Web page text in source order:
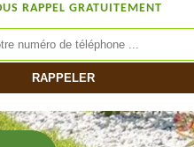
RAPPEL GRATUITEMENT